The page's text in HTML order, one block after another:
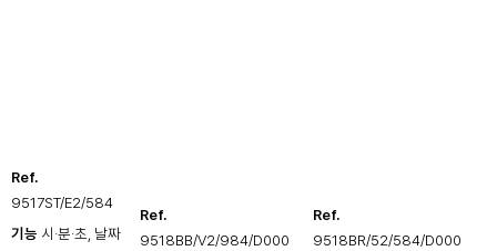
Ref.
9517ST/E2/584
기능 시·분·초, 날짜
Ref.
9518BB/V2/984/D000
Ref.
9518BR/52/584/D000